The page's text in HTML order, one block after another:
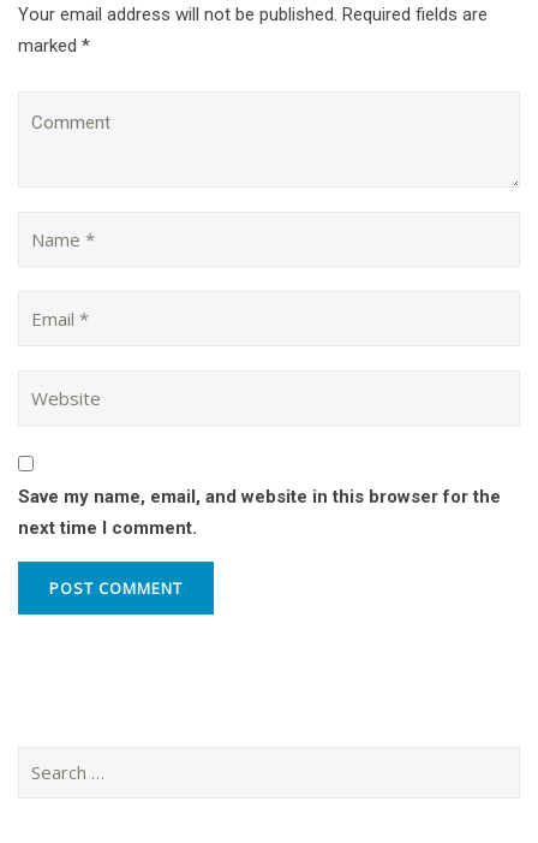
Your email address will not be published. Required fields are
marked *
Save my name, email, and website in this browser for the
next time I comment.
Search